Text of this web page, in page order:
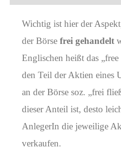
Wichtig ist hier der
der Börse frei gehandelt
Englischen heißt das
den Teil der Aktien eines
an der Börse soz. „frei
dieser Anteil ist, desto
AnlegerIn die jeweilige
verkaufen.